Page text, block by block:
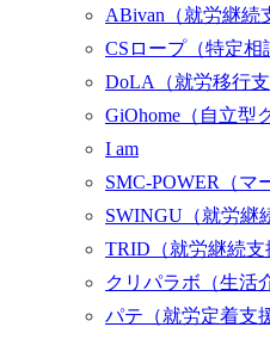
ABivan （就労継続
CSロープ （特定
DoLA （就労移行
GiOhome （自立型
I am
SMC-POWER （マ
SWINGU （就労継
TRID （就労継続
クリパラボ （生活
パテ （就労定着支